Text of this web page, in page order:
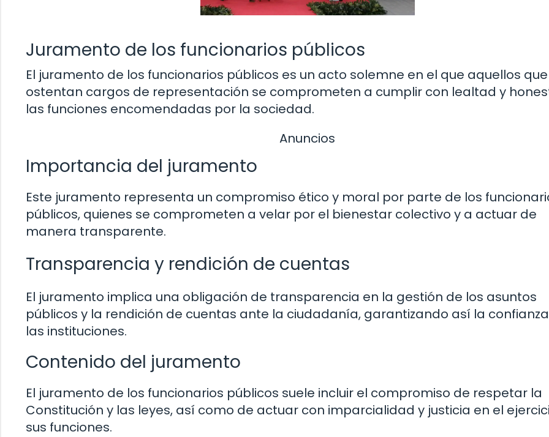
Juramento de los funcionarios públicos
El juramento de los funcionarios públicos es un acto solemne en el que aquellos que
ostentan cargos de representación se comprometen a cumplir con lealtad y
las funciones encomendadas por la sociedad.
Anuncios
Importancia del juramento
Este juramento representa un compromiso ético y moral por parte de los
públicos, quienes se comprometen a velar por el bienestar colectivo y a actuar de
manera transparente.
Transparencia y rendición de cuentas
El juramento implica una obligación de transparencia en la gestión de los asuntos
públicos y la rendición de cuentas ante la ciudadanía, garantizando así la
las instituciones.
Contenido del juramento
El juramento de los funcionarios públicos suele incluir el compromiso de respetar la
Constitución y las leyes, así como de actuar con imparcialidad y justicia en el
sus funciones.